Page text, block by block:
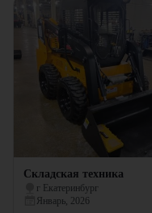
Складская техника
г Екатеринбург
Январь, 2026